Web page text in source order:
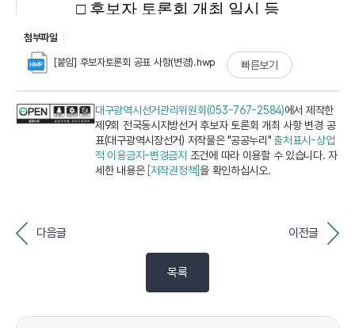
첨부파일
[붙임] 후보자토론회 공표 사항(변경).hwp 빠른보기
대구광역시선거관리위원회(053-767-2584)에서 제작한
제9회 전국동시지방선거 후보자 토론회 개최 사항 변경 공
표(대구광역시장선거) 저작물은 "공공누리" 출처표시-상업
적 이용금지-변경금지 조건에 따라 이용할 수 있습니다. 자
세한 내용은 [저작권정책]을 확인하십시오.
다음글 이전글
목록